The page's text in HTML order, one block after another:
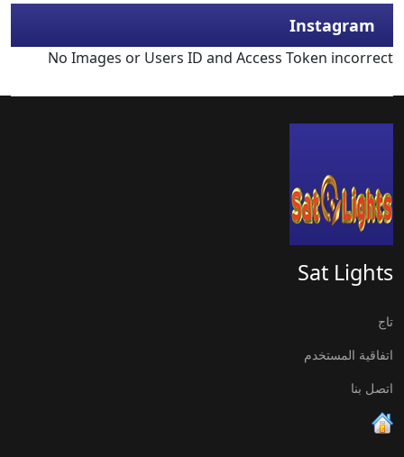
Instagram
No Images or Users ID and Access Token incorrect
Sat Lights
تاج
اتفاقية المستخدم
اتصل بنا